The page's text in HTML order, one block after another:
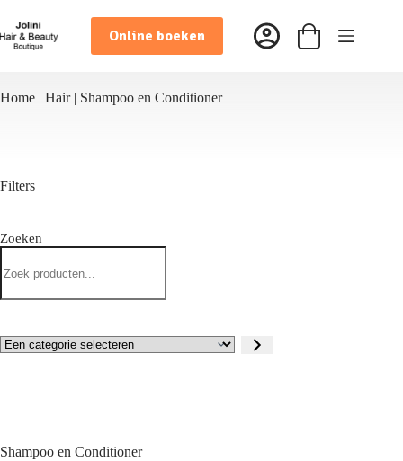
naar
de
inhoud
Online boeken Winkelwagen
Home | Hair| Shampoo en Conditioner
Shampoo en Conditioner
Filters
Zoeken
Een
categorie